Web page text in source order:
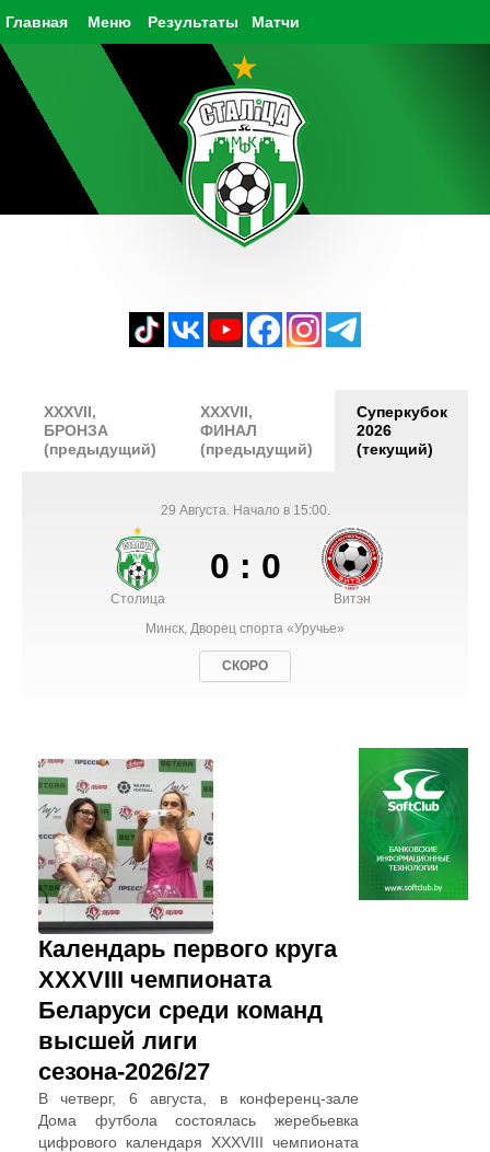
Главная Результаты Матчи
Меню
XXXVII,
БРОНЗА
(предыдущий)
XXXVII,
ФИНАЛ
(предыдущий)
Суперкубок
2026
(текущий)
29 Августа. Начало в 15:00.
Столица
0 : 0
Витэн
Минск, Дворец спорта «Уручье»
СКОРО
Календарь первого круга
XXXVIII чемпионата
Беларуси среди команд
высшей лиги
сезона-2026/27
В четверг, 6 августа, в конференц-зале
Дома футбола состоялась жеребьевка
цифрового календаря XXXVIII чемпионата